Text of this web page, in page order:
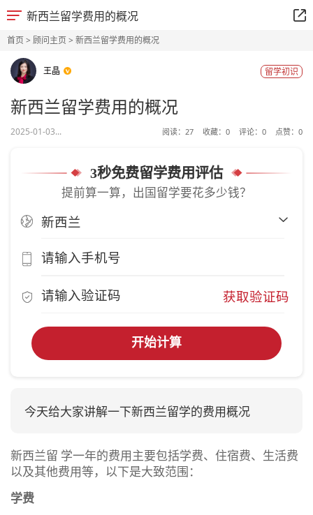
新西兰留学费用的概况
首页> 顾问主页> 新西兰留学费用的概况
王晶 留学初识
新西兰留学费用的概况
2025-01-03... 阅读： 27 收藏： 0 评论： 0 点赞： 0
3秒免费留学费用评估
提前算一算，出国留学要花多少钱？
获取验证码
开始计算
今天给大家讲解一下新西兰留学的费用概况
新西兰留 学一年的费用主要包括学费、住宿费、生活费
以及其他费用等，以下是大致范围：
学费